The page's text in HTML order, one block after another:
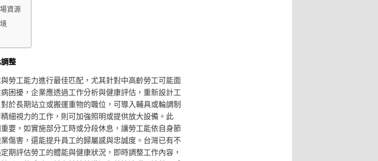
資源
整
勞工能力進行最佳匹配，尤其針對中高齡勞工可能面
困擾，企業應透過工作分析與健康評估，重新設計工
於長期站立或搬運重物的職位，可導入輔具或輪調制
細視力的工作，則可加強照明或提供放大設備。此
要，如實施部分工時或分段休息，讓勞工能依自身節
傷害，還能提升員工的歸屬感與忠誠度。台灣已有不
期評估勞工的體能與健康狀況，即時調整工作內容，